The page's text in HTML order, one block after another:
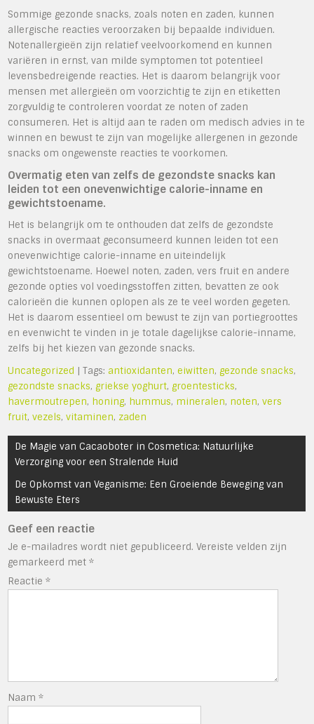
Sommige gezonde snacks, zoals noten en zaden, kunnen
allergische reacties veroorzaken bij bepaalde individuen.
Notenallergieën zijn relatief veelvoorkomend en kunnen
variëren in ernst, van milde symptomen tot potentieel
levensbedreigende reacties. Het is daarom belangrijk voor
mensen met allergieën om voorzichtig te zijn en etiketten
zorgvuldig te controleren voordat ze noten of zaden
consumeren. Het is altijd aan te raden om medisch advies in te
winnen en bewust te zijn van mogelijke allergenen in gezonde
snacks om ongewenste reacties te voorkomen.
Overmatig eten van zelfs de gezondste snacks kan
leiden tot een onevenwichtige calorie-inname en
gewichtstoename.
Het is belangrijk om te onthouden dat zelfs de gezondste
snacks in overmaat geconsumeerd kunnen leiden tot een
onevenwichtige calorie-inname en uiteindelijk
gewichtstoename. Hoewel noten, zaden, vers fruit en andere
gezonde opties vol voedingsstoffen zitten, bevatten ze ook
calorieën die kunnen oplopen als ze te veel worden gegeten.
Het is daarom essentieel om bewust te zijn van portiegroottes
en evenwicht te vinden in je totale dagelijkse calorie-inname,
zelfs bij het kiezen van gezonde snacks.
Uncategorized | Tags: antioxidanten,eiwitten,gezonde snacks,
gezondste snacks,griekse yoghurt,groentesticks,
havermoutrepen, honing, hummus, mineralen, noten,vers
fruit,vezels,vitaminen, zaden
Bericht
navigatie
De Magie van Cacaoboter in Cosmetica: Natuurlijke
Verzorging voor een Stralende Huid
De Opkomst van Veganisme: Een Groeiende Beweging van
Bewuste Eters
Geef een reactie
Je e-mailadres wordt niet gepubliceerd. Vereiste velden zijn
gemarkeerd met*
Reactie*
Naam*